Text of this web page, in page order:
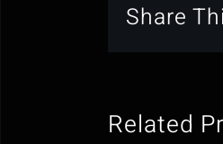
Share
Related